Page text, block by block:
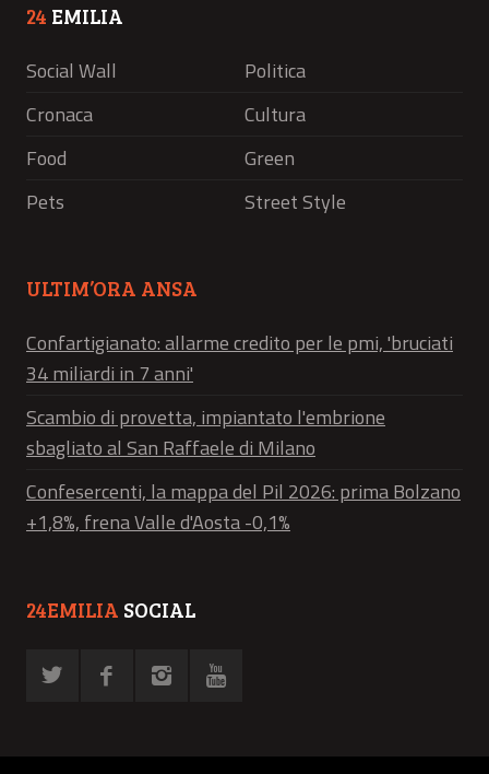
24 EMILIA
Social Wall
Politica
Cronaca
Cultura
Food
Green
Pets
Street Style
ULTIM’ORA ANSA
Confartigianato: allarme credito per le pmi, 'bruciati
34 miliardi in 7 anni'
Scambio di provetta, impiantato l'embrione
sbagliato al San Raffaele di Milano
Confesercenti, la mappa del Pil 2026: prima Bolzano
+1,8%, frena Valle d'Aosta -0,1%
24EMILIA SOCIAL